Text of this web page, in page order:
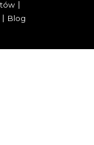
Blog